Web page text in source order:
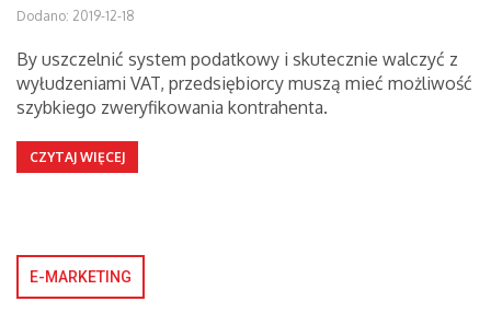
Dodano: 2019-12-18
By uszczelnić system podatkowy i skutecznie walczyć z
wyłudzeniami VAT, przedsiębiorcy muszą mieć możliwość
szybkiego zweryfikowania kontrahenta.
CZYTAJ WIĘCEJ
E-MARKETING